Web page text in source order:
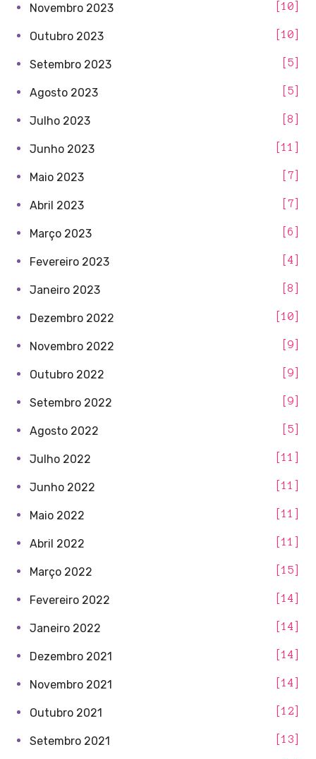
Novembro 2023 10
Outubro 2023 10
Setembro 2023 5
Agosto 2023 5
Julho 2023 8
Junho 2023 11
Maio 2023 7
Abril 2023 7
Março 2023 6
Fevereiro 2023 4
Janeiro 2023 8
Dezembro 2022 10
Novembro 2022 9
Outubro 2022 9
Setembro 2022 9
Agosto 2022 5
Julho 2022 11
Junho 2022 11
Maio 2022 11
Abril 2022 11
Março 2022 15
Fevereiro 2022 14
Janeiro 2022 14
Dezembro 2021 14
Novembro 2021 14
Outubro 2021 12
Setembro 2021 13